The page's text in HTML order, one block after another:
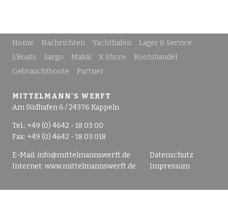
Home Nachrichten Yachthafen
Lager & Service
J/Boats
Sargo Makai X Shore
Bootshandel
Gebrauchtboote
Partner
MITTELMANN'S WERFT
Am Südhafen 6 / 24376 Kappeln
Tel.: +49 (0) 4642 - 18 03 00
Fax: +49 (0) 4642 - 18 03 018
E-Mail: info@mittelmannswerft.de
Internet: www.mittelmannswerft.de
Datenschutz
Impressum